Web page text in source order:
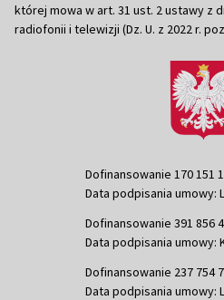
której mowa w art. 31 ust. 2 ustawy z
radiofonii i telewizji (Dz. U. z 2022 r.
Dofinansowanie 170 151
Data podpisania umowy:
Dofinansowanie 391 856
Data podpisania umowy:
Dofinansowanie 237 754
Data podpisania umowy: